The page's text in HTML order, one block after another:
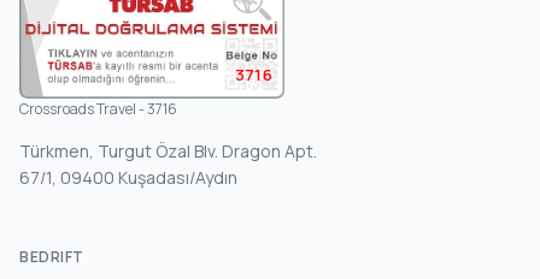
3716
Crossroads Travel - 3716
Türkmen, Turgut Özal Blv. Dragon Apt.
67/1, 09400 Kuşadası/Aydın
BEDRIFT